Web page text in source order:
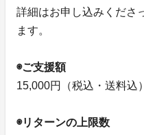
詳細はお申し込みくださ
ます。
◉ご支援額
15,000円（税込・送料込）
◉リターンの上限数